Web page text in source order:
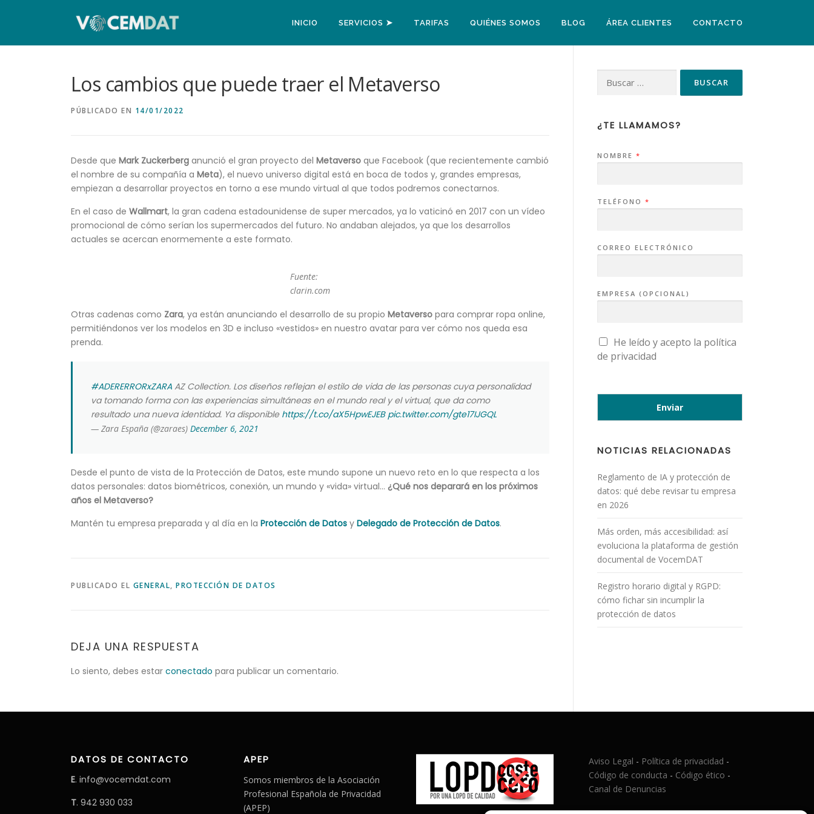
INICIO SERVICIOS ➤ TARIFAS QUIÉNES SOMOS BLOG ÁREA CLIENTES CONTACTO
Los cambios que puede traer el Metaverso
PÚBLICADO EN 14/01/2022
Desde que Mark Zuckerberg anunció el gran proyecto del Metaverso que Facebook (que recientemente cambió
el nombre de su compañía a Meta), el nuevo universo digital está en boca de todos y, grandes empresas,
empiezan a desarrollar proyectos en torno a ese mundo virtual al que todos podremos conectarnos.
En el caso de Wallmart, la gran cadena estadounidense de super mercados, ya lo vaticinó en 2017 con un vídeo
promocional de cómo serían los supermercados del futuro. No andaban alejados, ya que los desarrollos
actuales se acercan enormemente a este formato.
Fuente:
clarin.com
Otras cadenas como Zara, ya están anunciando el desarrollo de su propio Metaverso para comprar ropa online,
permitiéndonos ver los modelos en 3D e incluso «vestidos» en nuestro avatar para ver cómo nos queda esa
prenda.
#ADERERRORxZARA AZ Collection. Los diseños reflejan el estilo de vida de las personas cuya personalidad
va tomando forma con las experiencias simultáneas en el mundo real y el virtual, que da como
resultado una nueva identidad. Ya disponible https://t.co/aX5HpwEJEB pic.twitter.com/gte17IJGQL
— Zara España (@zaraes) December 6, 2021
Desde el punto de vista de la Protección de Datos, este mundo supone un nuevo reto en lo que respecta a los
datos personales: datos biométricos, conexión, un mundo y «vida» virtual… ¿Qué nos deparará en los próximos
años el Metaverso?
Mantén tu empresa preparada y al día en la Protección de Datos y Delegado de Protección de Datos.
PUBLICADO EL GENERAL, PROTECCIÓN DE DATOS
DEJA UNA RESPUESTA
Lo siento, debes estar conectado para publicar un comentario.
¿TE LLAMAMOS?
NOMBRE *
TELÉFONO *
CORREO ELECTRÓNICO
EMPRESA (OPCIONAL)
C
A
S
V
I
C
A
C
Ó
He leído y acepto la política
de privacidad
Enviar
NOTICIAS RELACIONADAS
Reglamento de IA y protección de
datos: qué debe revisar tu empresa
en 2026
Más orden, más accesibilidad: así
evoluciona la plataforma de gestión
documental de VocemDAT
Registro horario digital y RGPD:
cómo fichar sin incumplir la
protección de datos
DATOS DE CONTACTO
E. info@vocemdat.com
T. 942 930 033
APEP
Somos miembros de la Asociación
Profesional Española de Privacidad
(APEP)
Aviso Legal - Política de privacidad -
Código de conducta - Código ético -
Canal de Denuncias